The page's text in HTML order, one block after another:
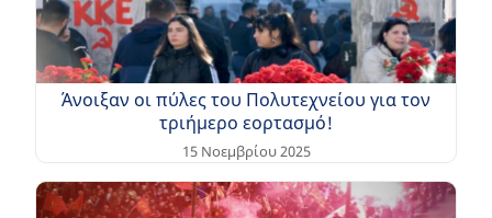
Άνοιξαν οι πύλες του Πολυτεχνείου για τον
τριήμερο εορτασμό!
15 Νοεμβρίου 2025